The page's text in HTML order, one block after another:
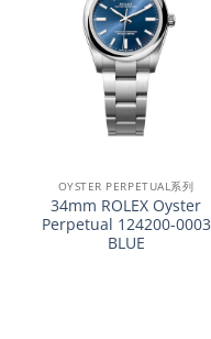
OYSTER PERPETUAL系列
34mm ROLEX Oyster
Perpetual 124200-0003
BLUE